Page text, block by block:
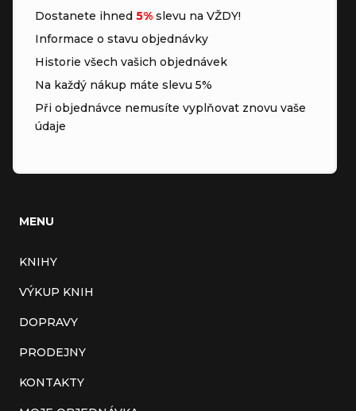
Dostanete ihned 5% slevu na VŽDY!
Informace o stavu objednávky
Historie všech vašich objednávek
Na každý nákup máte slevu 5%
Při objednávce nemusíte vyplňovat znovu vaše
údaje
MENU
KNIHY
VÝKUP KNIH
DOPRAVY
PRODEJNY
KONTAKTY